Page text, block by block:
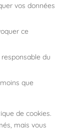
vos données
ce
du
que
de cookies.
mais vous